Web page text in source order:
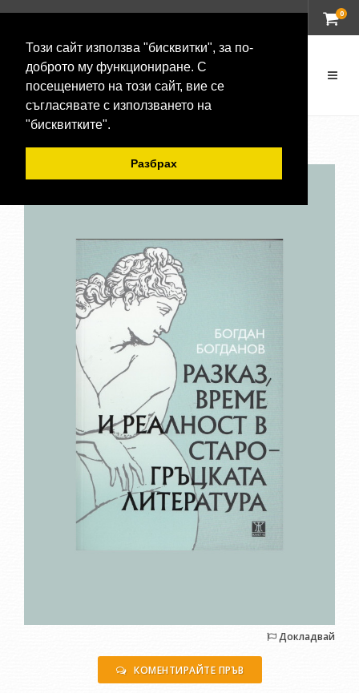
Този сайт използва "бисквитки", за по-
доброто му функциониране. С
посещението на този сайт, вие се
съгласявате с използването на
"бисквитките".
Разбрах
0
-20 %
Докладвай
КОМЕНТИРАЙТЕ ПРЪВ